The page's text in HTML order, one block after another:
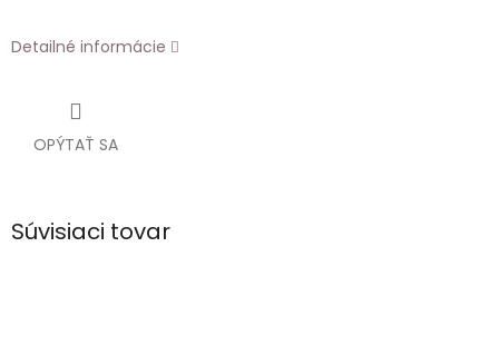
Detailné informácie
OPÝTAŤ SA
Súvisiaci tovar